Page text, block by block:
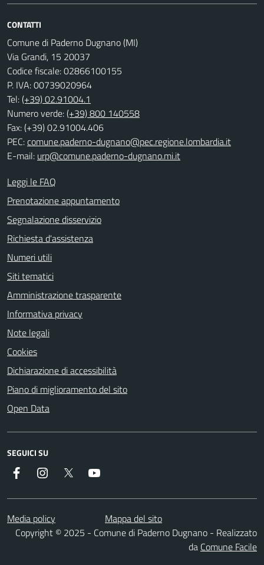
CONTATTI
Comune di Paderno Dugnano (MI)
Via Grandi, 15 20037
Codice fiscale: 02866100155
P. IVA: 00739020964
Tel:(+39) 02.91004.1
Numero verde:(+39) 800 140558
Fax: (+39) 02.91004.406
PEC:comune.paderno-dugnano@pec.regione.lombardia.it
E-mail: urp@comune.paderno-dugnano.mi.it
Leggi le FAQ
Prenotazione appuntamento
Segnalazione disservizio
Richiesta d'assistenza
Numeri utili
Siti tematici
Amministrazione trasparente
Informativa privacy
Note legali
Cookies
Dichiarazione di accessibilità
Piano di miglioramento del sito
Open Data
SEGUICI SU
Facebook InstagramTwitter
Media policy
Mappa del sito
Copyright © 2025 - Comune di Paderno Dugnano - Realizzato
da Comune Facile